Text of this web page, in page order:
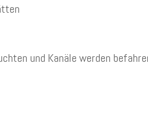
und Kanäle werden